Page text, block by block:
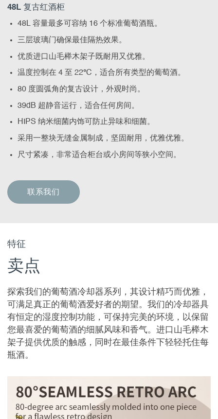
48L 复古红酒柜
48L 容量最多可容纳 16 个标准葡萄酒瓶。
三层玻璃门确保最佳隔热效果。
优质进口山毛榉木架子既耐用又优雅。
温度控制在 4 至 22°C，适合所有类型的葡萄酒。
80 度圆弧角的复古设计，外观时尚。
39dB 超静音运行，适合任何房间。
HIPS 纳米细菌内饰可防止异味和细菌。
采用一整块无缝金属制成，坚固耐用，优雅优雅。
尺寸紧凑，非常适合柜台或小房间等狭小空间。
联系我们
特征
卖点
探索我们的葡萄酒冷却器系列，其设计精巧而优雅，
可满足真正的葡萄酒爱好者的期望。我们的冷却器具
有恒定的湿度控制功能，可保持完美的环境，以保留
您最喜爱的葡萄酒的细腻风味和香气。进口山毛榉木
架子提供优质的触感，同时在最佳条件下轻轻托住每
瓶酒。